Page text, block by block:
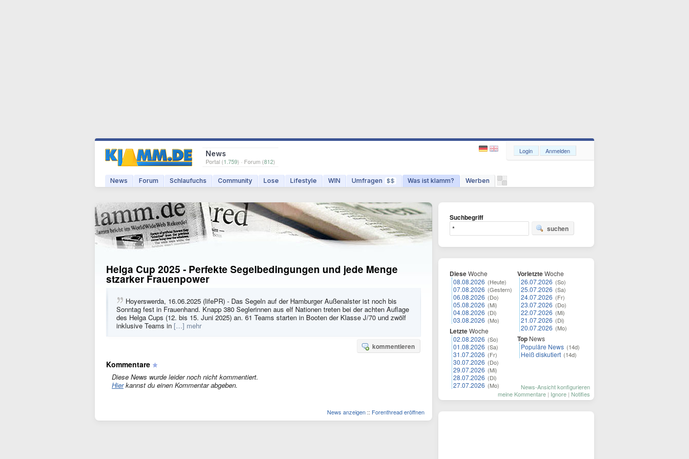
News
Portal (1.759) · Forum (812)
News Forum Schlaufuchs Community Lose Lifestyle WIN Umfragen $$ Was ist klamm? Werben
Login Anmelden
Helga Cup 2025 - Perfekte Segelbedingungen und jede Menge
stzarker Frauenpower
Hoyerswerda, 16.06.2025 (lifePR) - Das Segeln auf der Hamburger Außenalster ist noch bis
Sonntag fest in Frauenhand. Knapp 380 Seglerinnen aus elf Nationen treten bei der achten Auflage
des Helga Cups (12. bis 15. Juni 2025) an. 61 Teams starten in Booten der Klasse J/70 und zwölf
inklusive Teams in […] mehr
kommentieren
Kommentare
Diese News wurde leider noch nicht kommentiert.
Hierkannst du einen Kommentar abgeben.
News anzeigen :: Forenthread eröffnen
Suchbegriff
suchen
DieseWoche
08.08.2026 (Heute)
07.08.2026 (Gestern)
06.08.2026 (Do)
05.08.2026 (Mi)
04.08.2026 (Di)
03.08.2026 (Mo)
LetzteWoche
02.08.2026 (So)
01.08.2026 (Sa)
31.07.2026 (Fr)
30.07.2026 (Do)
29.07.2026 (Mi)
28.07.2026 (Di)
27.07.2026 (Mo)
VorletzteWoche
26.07.2026 (So)
25.07.2026 (Sa)
24.07.2026 (Fr)
23.07.2026 (Do)
22.07.2026 (Mi)
21.07.2026 (Di)
20.07.2026 (Mo)
Top News
Populäre News (14d)
Heiß diskutiert (14d)
News-Ansicht konfigurieren
meine Kommentare | Ignore | Notifies